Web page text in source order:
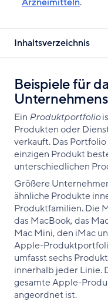
Inhaltsverzeichnis
Beispiele für
Unternehmens
Ein Produktportfolio
Produkten oder
verkauft. Das
einzigen Produkt
unterschiedlichen
Größere
ähnliche Produkte
Produktfamilien. Die
das MacBook, das
Mac Mini, den iMac
Apple-
umfasst sechs
innerhalb jeder Linie.
gesamte Apple-
angeordnet ist.